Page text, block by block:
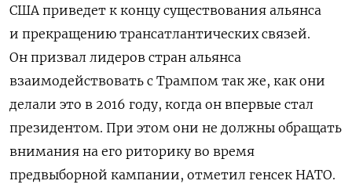
США приведет к концу существования альянса
и прекращению трансатлантических связей.
Он призвал лидеров стран альянса
взаимодействовать с Трампом так же, как они
делали это в 2016 году, когда он впервые стал
президентом. При этом они не должны обращать
внимания на его риторику во время
предвыборной кампании, отметил генсек НАТО.